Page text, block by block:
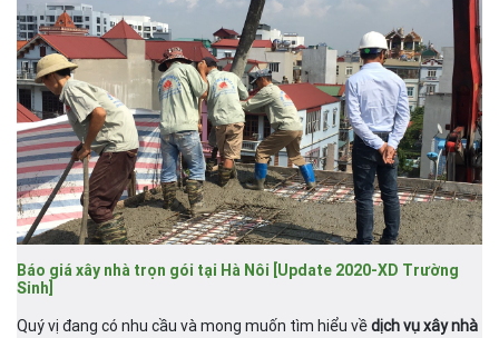
Báo giá xây nhà trọn gói tại Hà Nôi [Update 2020-XD Trường
Sinh]
Quý vị đang có nhu cầu và mong muốn tìm hiểu vềdịch vụ xây nhà